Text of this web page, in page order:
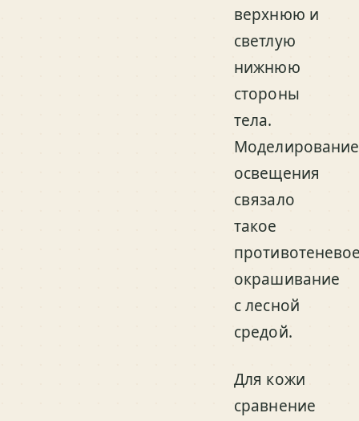
верхнюю и
светлую
нижнюю
стороны
тела.
Моделирование
освещения
связало
такое
окрашивание
с лесной
средой.
Для кожи
сравнение